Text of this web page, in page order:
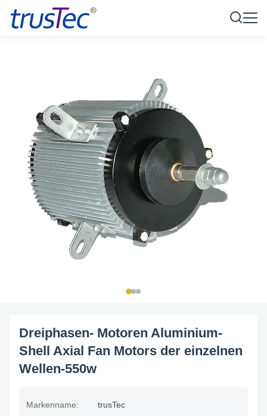
Dreiphasen- Motoren Aluminium-
Shell Axial Fan Motors der einzelnen
Wellen-550w
Markenname: trusTec